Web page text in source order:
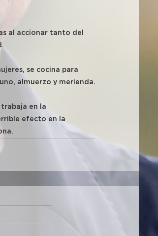
al accionar tanto del
se cocina para
almuerzo y merienda.
en la
efecto en la